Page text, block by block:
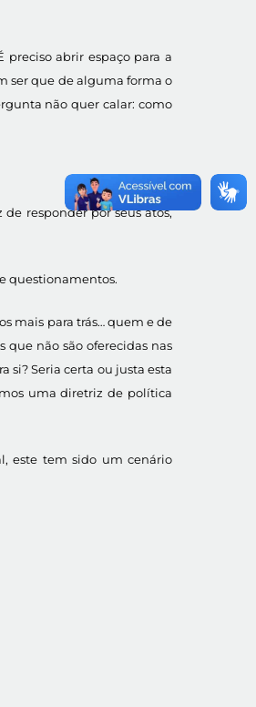
abrir espaço para a
ser que de alguma forma o
não quer calar: como
responder por seus atos,
questionamentos.
mais para trás… quem e de
que não são oferecidas nas
Seria certa ou justa esta
uma diretriz de política
este tem sido um cenário